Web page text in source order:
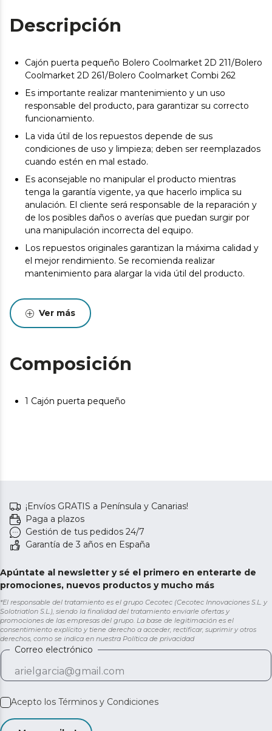
Descripción
Cajón puerta pequeño Bolero Coolmarket 2D 211/Bolero
Coolmarket 2D 261/Bolero Coolmarket Combi 262
Es importante realizar mantenimiento y un uso
responsable del producto, para garantizar su correcto
funcionamiento.
La vida útil de los repuestos depende de sus
condiciones de uso y limpieza; deben ser reemplazados
cuando estén en mal estado.
Es aconsejable no manipular el producto mientras
tenga la garantía vigente, ya que hacerlo implica su
anulación. El cliente será responsable de la reparación y
de los posibles daños o averías que puedan surgir por
una manipulación incorrecta del equipo.
Los repuestos originales garantizan la máxima calidad y
el mejor rendimiento. Se recomienda realizar
mantenimiento para alargar la vida útil del producto.
Ver más
Composición
1 Cajón puerta pequeño
¡Envíos GRATIS a Península y Canarias!
Paga a plazos
Gestión de tus pedidos 24/7
Garantía de 3 años en España
Apúntate al newsletter y sé el primero en enterarte de
promociones, nuevos productos y mucho más
*El responsable del tratamiento es el grupo Cecotec (Cecotec Innovaciones S.L. y
Solotriatlon S.L.), siendo la finalidad del tratamiento enviarle ofertas y
promociones de las empresas del grupo. La base de legitimación es el
consentimiento explícito y tiene derecho a acceder, rectificar, suprimir y otros
derechos, como se indica en nuestra Política de privacidad
Correo electrónico
Acepto los Términos y Condiciones